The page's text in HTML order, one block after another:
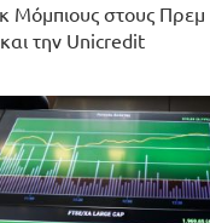
Μόμπιους στους Πρεμ
την Unicredit